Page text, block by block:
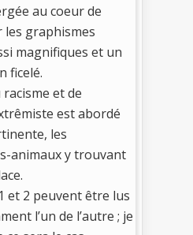
au coeur de
les graphismes
magnifiques et un
ficelé.
et de
est abordé
les
animaux y trouvant
et 2 peuvent être lus
l’un de l’autre ; je